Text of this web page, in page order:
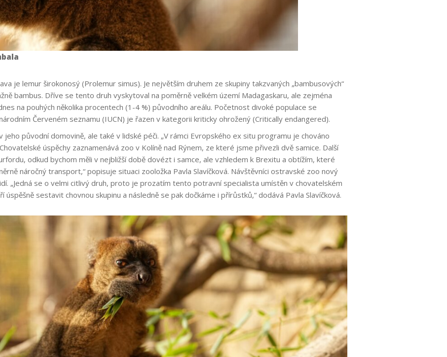
je lemur širokonosý (Prolemur simus). Je největším druhem ze skupiny takzvaných „bambusových“
bambus. Dříve se tento druh vyskytoval na poměrně velkém území Madagaskaru, ale zejména
na pouhých několika procentech (1-4 %) původního areálu. Početnost divoké populace se
Červeném seznamu (IUCN) je řazen v kategorii kriticky ohrožený (Critically endangered).
jeho původní domovině, ale také v lidské péči. „V rámci Evropského ex situ programu je chováno
úspěchy zaznamenává zoo v Kolíně nad Rýnem, ze které jsme přivezli dvě samice. Další
odkud bychom měli v nejbližší době dovézt i samce, ale vzhledem k Brexitu a obtížím, které
náročný transport,“ popisuje situaci zooložka Pavla Slavíčková. Návštěvníci ostravské zoo nový
„Jedná se o velmi citlivý druh, proto je prozatím tento potravní specialista umístěn v chovatelském
úspěšně sestavit chovnou skupinu a následně se pak dočkáme i přírůstků,“ dodává Pavla Slavíčková.